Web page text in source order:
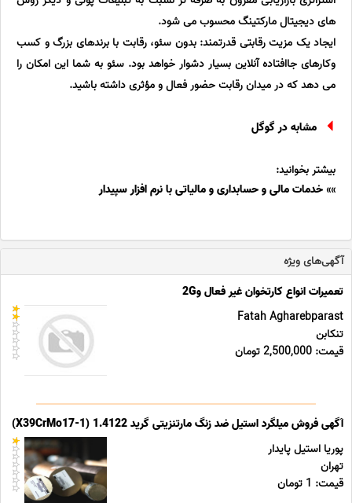
های دیجیتال مارکتینگ محسوب می شود.
ایجاد یک مزیت رقابتی قدرتمند: بدون سئو، رقابت با برندهای بزرگ و کسب
وکارهای جاافتاده آنلاین بسیار دشوار خواهد بود. سئو به شما این امکان را
می دهد که در میدان رقابت حضور فعال و مؤثری داشته باشید.
مشابه در گوگل
بیشتر بخوانید:
»»خدمات مالی و حسابداری و مالیاتی با نرم افزار سپیدار
آگهی‌های ویژه
تعمیرات انواع کارتخوان غیر فعال و2G
Fatah Agharebparast
تنکابن
قیمت: 2,500,000 تومان
آگهی فروش میلگرد استیل ضد زنگ مارتنزیتی گرید 1.4122 (X39CrMo17-1)
پوریا استیل پایدار
تهران
قیمت: 1 تومان